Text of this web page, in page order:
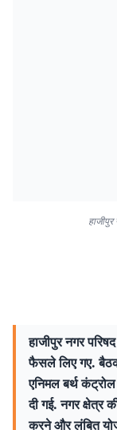
हाजीपुर नगर
फैसले लिए गए. बैठक
एनिमल बर्थ
दी गई. नगर क्षेत्र
करने और लंबित